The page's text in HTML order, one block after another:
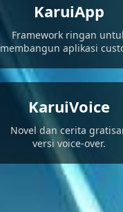
KaruiApp
Framework ringan
membangun aplikasi
KaruiVoice
Novel dan cerita
versi voice-over.